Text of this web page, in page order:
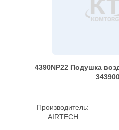
4390NP22 Подушка
Производитель:
AIRTECH